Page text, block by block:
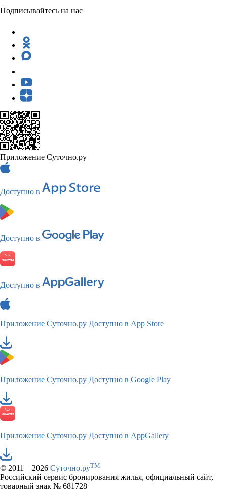
Подписывайтесь на нас
Приложение Суточно.ру
Доступно в
Доступно в
Доступно в
Приложение Суточно.ру Доступно в App Store
Приложение Суточно.ру Доступно в Google Play
Приложение Суточно.ру Доступно в AppGallery
© 2011—2026 Суточно.руTM
Российский сервис бронирования жилья, официальный сайт,
товарный знак № 681728